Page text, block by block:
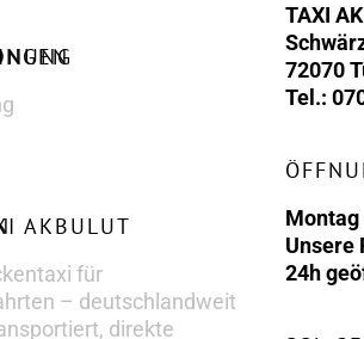
für
– deutschlandweit
direkte
TAXI
72070
Tel.:
Montag
Unsere
24h